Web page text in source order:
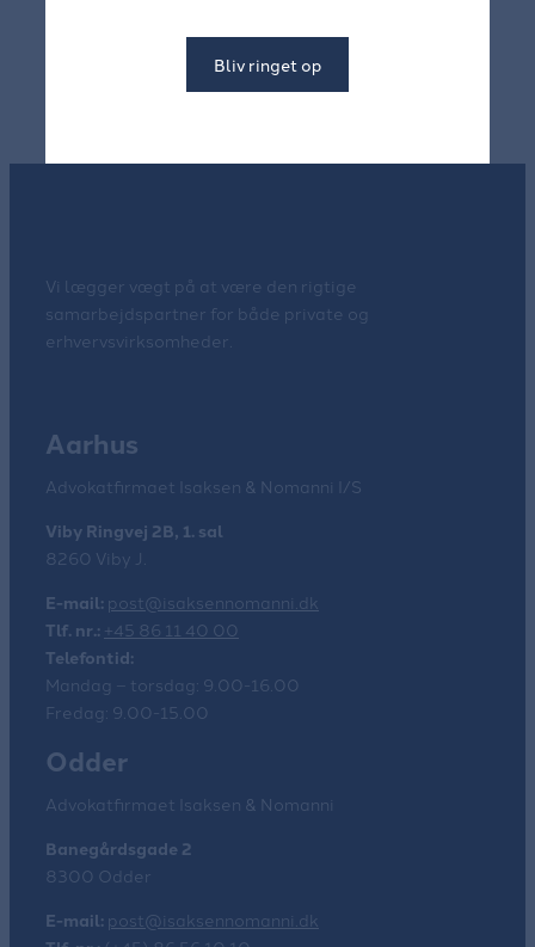
Bliv ringet op
Vi lægger vægt på at være den rigtige
samarbejdspartner for både private og
erhvervsvirksomheder.
Aarhus
Advokatfirmaet Isaksen & Nomanni I/S
Viby Ringvej 2B, 1. sal
8260 Viby J.
E-mail: post@isaksennomanni.dk
Tlf. nr.: +45 86 11 40 00
Telefontid:
Mandag – torsdag: 9.00-16.00
Fredag: 9.00-15.00
Odder
Advokatfirmaet Isaksen & Nomanni
Banegårdsgade 2
8300 Odder
E-mail: post@isaksennomanni.dk